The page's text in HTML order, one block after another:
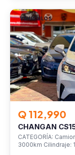
VEHÍCULOS
Q 112,990
CHANGAN
CATEGORÍA:
3000km Cilindraje: